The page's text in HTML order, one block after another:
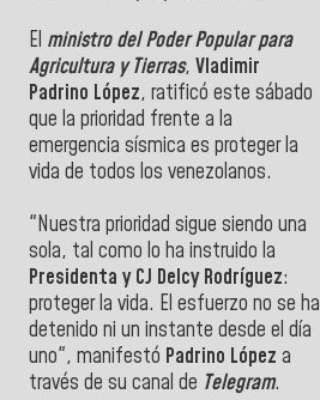
El ministro del Poder Popular para
Agricultura y Tierras, Vladimir
Padrino López, ratificó este sábado
que la prioridad frente a la
emergencia sísmica es proteger la
vida de todos los venezolanos.
"Nuestra prioridad sigue siendo una
sola, tal como lo ha instruido la
Presidenta y CJ Delcy Rodríguez:
proteger la vida. El esfuerzo no se ha
detenido ni un instante desde el día
uno", manifestó Padrino López a
través de su canal de Telegram.